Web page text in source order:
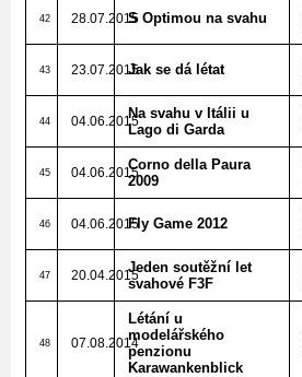
42 28.07.2015S Optimou na svahu
43 23.07.2015Jak se dá létat
44 04.06.2015Na svahu v Itálii u
Lago di Garda
45 04.06.2015Corno della Paura
2009
46 04.06.2015Fly Game 2012
47 20.04.2015Jeden soutěžní let
svahové F3F
48 07.08.2014
Létání u
modelářského
penzionu
Karawankenblick